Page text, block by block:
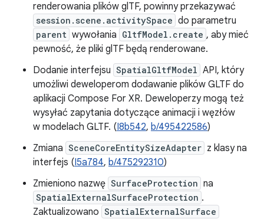
renderowania plików glTF, powinny przekazywać
session.scene.activitySpace do parametru
parent wywołania GltfModel.create , aby mieć
pewność, że pliki glTF będą renderowane.
Dodanie interfejsu SpatialGltfModel API, który
umożliwi deweloperom dodawanie plików GLTF do
aplikacji Compose For XR. Deweloperzy mogą też
wysyłać zapytania dotyczące animacji i węzłów
w modelach GLTF. (I8b542, b/495422586)
Zmiana SceneCoreEntitySizeAdapter z klasy na
interfejs (I5a784, b/475292310)
Zmieniono nazwę SurfaceProtection na
SpatialExternalSurfaceProtection .
Zaktualizowano SpatialExternalSurface